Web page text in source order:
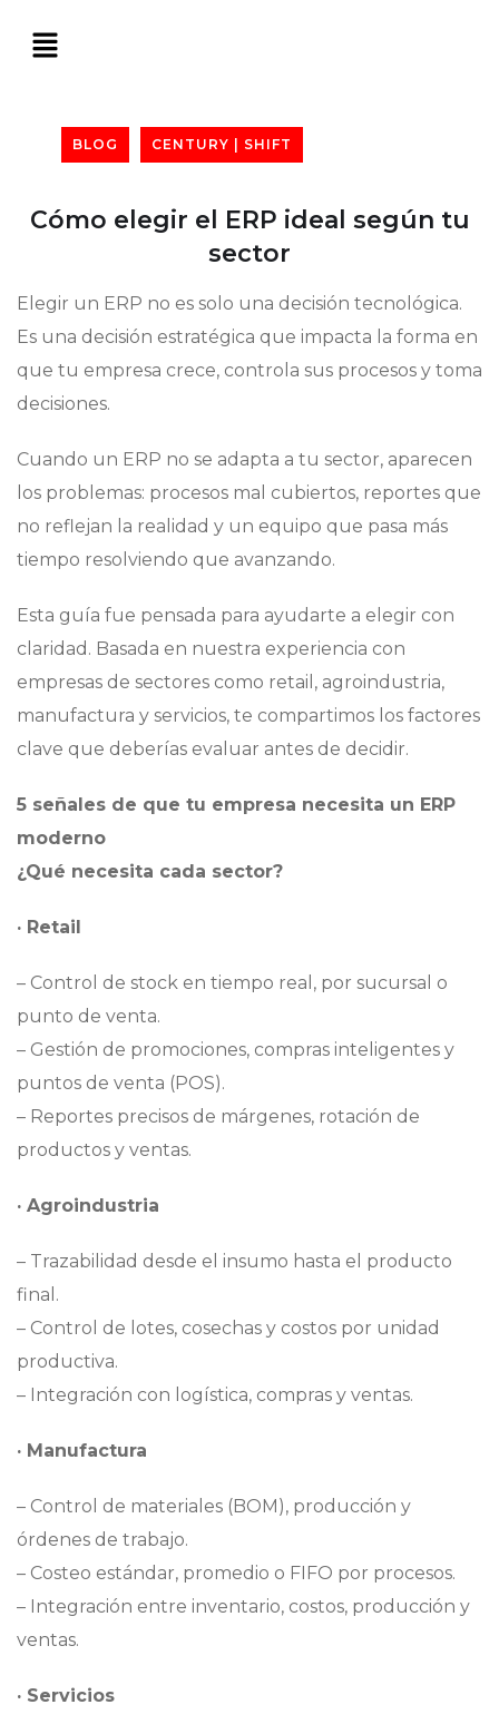
BLOG CENTURY | SHIFT
Cómo elegir el ERP ideal según tu
sector
Elegir un ERP no es solo una decisión tecnológica.
Es una decisión estratégica que impacta la forma en
que tu empresa crece, controla sus procesos y toma
decisiones.
Cuando un ERP no se adapta a tu sector, aparecen
los problemas: procesos mal cubiertos, reportes que
no reflejan la realidad y un equipo que pasa más
tiempo resolviendo que avanzando.
Esta guía fue pensada para ayudarte a elegir con
claridad. Basada en nuestra experiencia con
empresas de sectores como retail, agroindustria,
manufactura y servicios, te compartimos los factores
clave que deberías evaluar antes de decidir.
5 señales de que tu empresa necesita un ERP
moderno
¿Qué necesita cada sector?
· Retail
– Control de stock en tiempo real, por sucursal o
punto de venta.
– Gestión de promociones, compras inteligentes y
puntos de venta (POS).
– Reportes precisos de márgenes, rotación de
productos y ventas.
· Agroindustria
– Trazabilidad desde el insumo hasta el producto
final.
– Control de lotes, cosechas y costos por unidad
productiva.
– Integración con logística, compras y ventas.
· Manufactura
– Control de materiales (BOM), producción y
órdenes de trabajo.
– Costeo estándar, promedio o FIFO por procesos.
– Integración entre inventario, costos, producción y
ventas.
· Servicios